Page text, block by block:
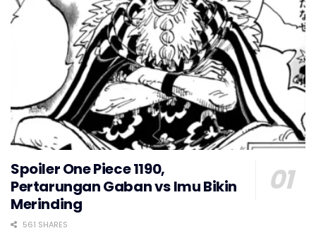
Spoiler One Piece 1190,
Pertarungan Gaban vs Imu Bikin
Merinding
561 SHARES